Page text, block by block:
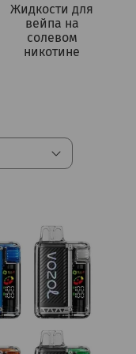
Жидкости для
вейпа на
солевом
никотине